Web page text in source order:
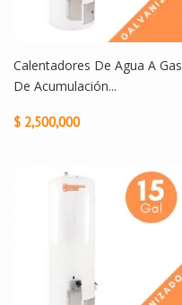
Calentadores De Agua A Gas
De Acumulación...
$ 2,500,000